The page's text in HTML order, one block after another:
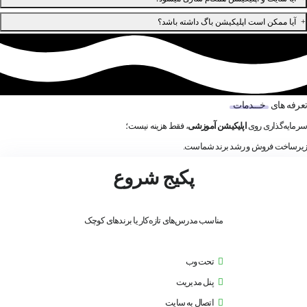
قرار دهید. شما اینجا زمین بازی خودتون رو دارید به همراه امکانات اسپات پلیر
پاسخ: بله، اپلیکیشن و سایت شما کاملا باهم هماهنگ میشود ، برای مثال اگر کاربری در سایت ثبت
آیا ممکن است اپلیکیشن باگ داشته باشد؟
ما به واسطه‌ ۹ سال فعالیت در این حوزه و طراحی‌ بیش از ۱۷۰ اپلیکیشن آموزشی توانستیم به یک
طرح و برنامه پایدار و بدون باگ را برای مشتریان برسیم که احتمال وجود باگ را ۹۹% کاهش میدهد
تعرفه های خـــدمات
سرمایه‌گذاری روی اپلیکیشن آموزشی، فقط هزینه نیست؛
زیرساخت فروش و رشد برند شماست.
پکیج شروع
مناسب مدرس‌های تازه‌کار یا برندهای کوچک
تحت وب
پنل مدیریت
اتصال به سایت